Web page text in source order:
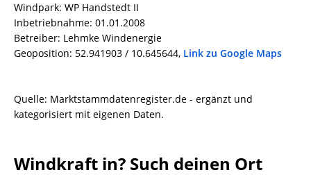
Windpark: WP Handstedt II
Inbetriebnahme: 01.01.2008
Betreiber: Lehmke Windenergie
Geoposition: 52.941903 / 10.645644, Link zu Google Maps
Quelle: Marktstammdatenregister.de - ergänzt und
kategorisiert mit eigenen Daten.
Windkraft in? Such deinen Ort